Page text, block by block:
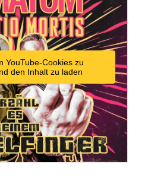
YouTube-Cookies zu
den Inhalt zu laden